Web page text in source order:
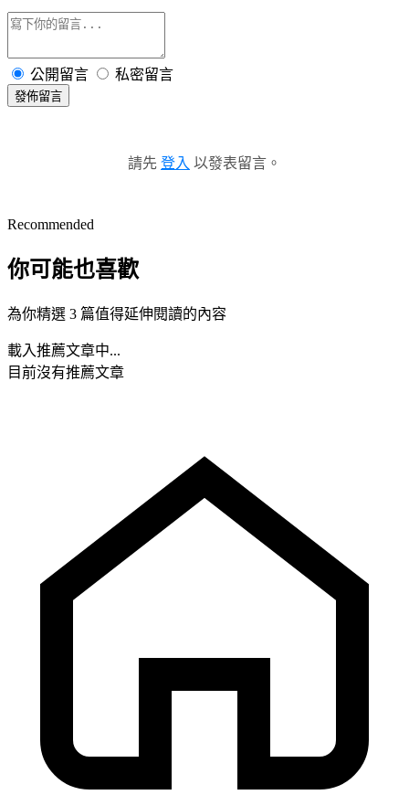
公開留言 私密留言
發佈留言
請先 登入 以發表留言。
Recommended
你可能也喜歡
為你精選 3 篇值得延伸閱讀的內容
載入推薦文章中...
目前沒有推薦文章